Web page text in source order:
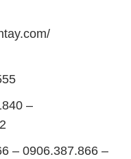
–
– 0906.387.866 –